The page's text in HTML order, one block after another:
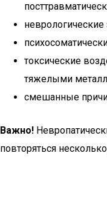
неврологические
токсические
тяжелыми
смешанные
Важно!
повторяться